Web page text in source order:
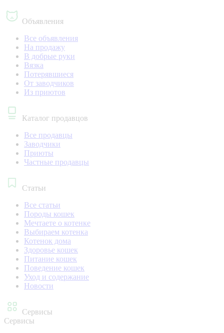
Объявления
Все объявления
На продажу
В добрые руки
Вязка
Потерявшиеся
От заводчиков
Из приютов
Каталог продавцов
Все продавцы
Заводчики
Приюты
Частные продавцы
Статьи
Все статьи
Породы кошек
Мечтаете о котенке
Выбираем котенка
Котенок дома
Здоровье кошек
Питание кошек
Поведение кошек
Уход и содержание
Новости
Сервисы
Сервисы